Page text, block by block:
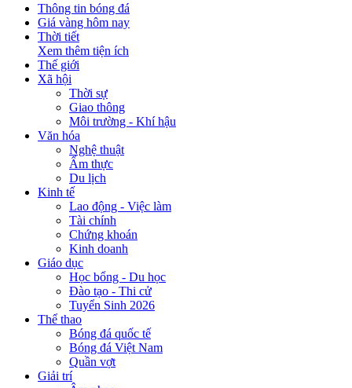
Thông tin bóng đá
Giá vàng hôm nay
Thời tiết
Xem thêm tiện ích
Thế giới
Xã hội
Thời sự
Giao thông
Môi trường - Khí hậu
Văn hóa
Nghệ thuật
Ẩm thực
Du lịch
Kinh tế
Lao động - Việc làm
Tài chính
Chứng khoán
Kinh doanh
Giáo dục
Học bổng - Du học
Đào tạo - Thi cử
Tuyển Sinh 2026
Thể thao
Bóng đá quốc tế
Bóng đá Việt Nam
Quần vợt
Giải trí